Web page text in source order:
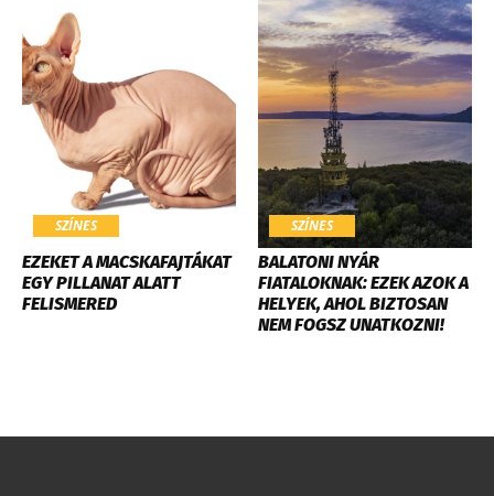
SZÍNES
EZEKET A MACSKAFAJTÁKAT
EGY PILLANAT ALATT
FELISMERED
SZÍNES
BALATONI NYÁR
FIATALOKNAK: EZEK AZOK A
HELYEK, AHOL BIZTOSAN
NEM FOGSZ UNATKOZNI!